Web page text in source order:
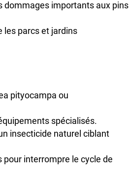
dommages importants aux pins
les parcs et jardins
pityocampa ou
spécialisés.
insecticide naturel ciblant
interrompre le cycle de